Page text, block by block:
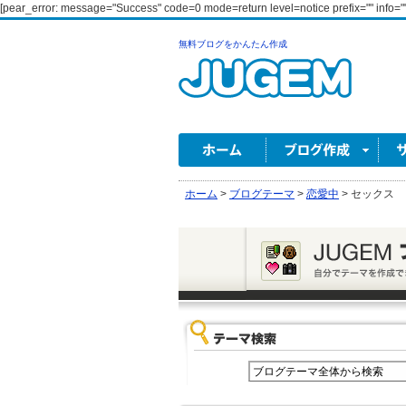
[pear_error: message="Success" code=0 mode=return level=notice prefix=""
無料ブログをかんたん作成
ホーム > ブログテーマ > 恋愛中 > セックス